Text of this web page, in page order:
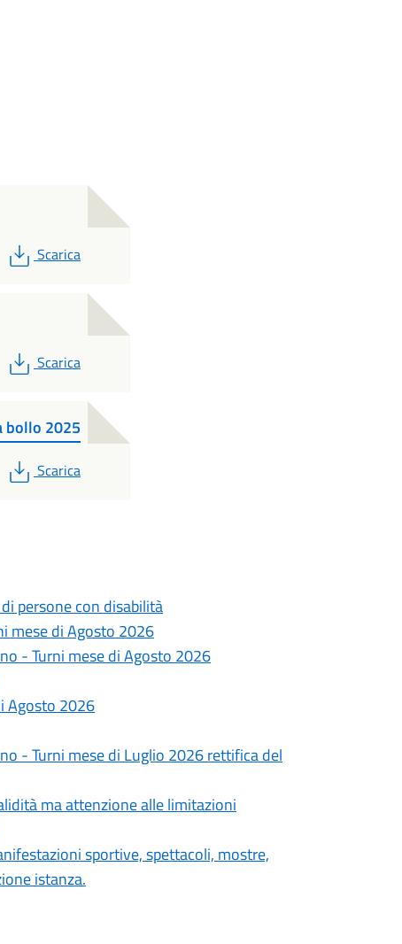
PDF
Scarica
PDF
Scarica
bollo 2025
PDF
Scarica
persone con disabilità
mese di Agosto 2026
- Turni mese di Agosto 2026
Agosto 2026
- Turni mese di Luglio 2026 rettifica del
ma attenzione alle limitazioni
sportive, spettacoli, mostre,
istanza.